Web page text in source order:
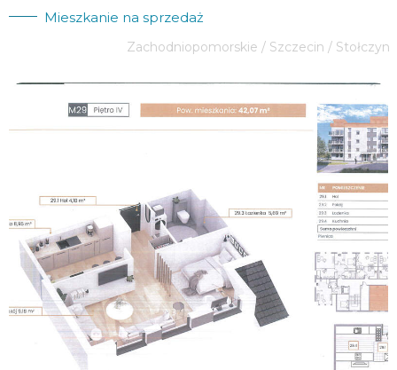
Mieszkanie na sprzedaż
Zachodniopomorskie / Szczecin / Stołczyn